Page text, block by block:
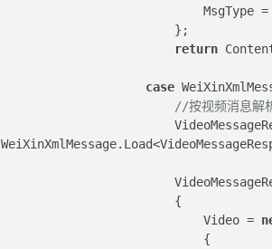
                        };
return
case
//按视频消息解
                        {
                            Video =
                            {